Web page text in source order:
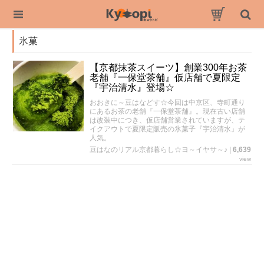
氷菓
【京都抹茶スイーツ】創業300年お茶
老舗『一保堂茶舗』仮店舗で夏限定
『宇治清水』登場☆
おおきに～豆はなどす☆今回は中京区、寺町通り
にあるお茶の老舗『一保堂茶舗』。現在古い店舗
は改装中につき、仮店舗営業されていますが、テ
イクアウトで夏限定販売の氷菓子『宇治清水』が
人気。
豆はなのリアル京都暮らし☆ヨ～イヤサ～♪
6,639
view